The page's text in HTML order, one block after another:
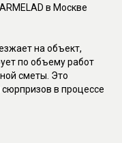
в Москве
на объект,
по объему работ
сметы. Это
в процессе